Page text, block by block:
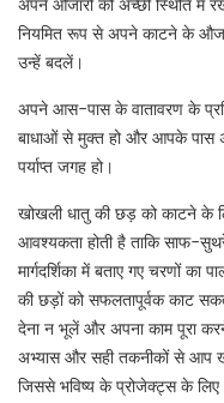
अपने औजारों को अच्छी स्थिति में
नियमित रूप से अपने काटने के
उन्हें बदलें।
अपने आस-पास के वातावरण के
बाधाओं से मुक्त हो और आपके पास
पर्याप्त जगह हो।
खोखली धातु की छड़ को काटने के
आवश्यकता होती है ताकि साफ-
मार्गदर्शिका में बताए गए चरणों
की छड़ों को सफलतापूर्वक काट सकते
देना न भूलें और अपना काम पूरा
अभ्यास और सही तकनीकों से आप
जिससे भविष्य के प्रोजेक्ट्स के लिए